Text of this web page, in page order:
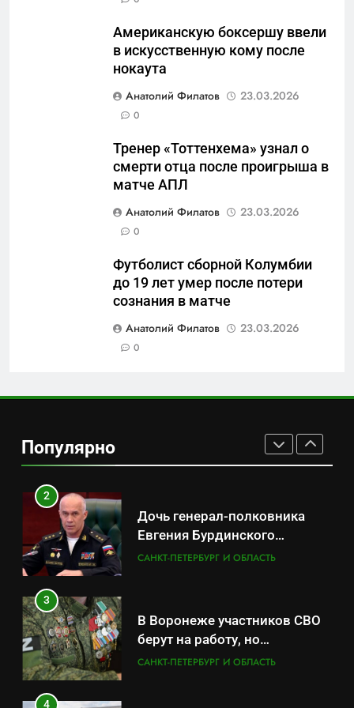
Американскую боксершу ввели
в искусственную кому после
нокаута
Анатолий Филатов
23.03.2026
0
Тренер «Тоттенхема» узнал о
смерти отца после проигрыша в
матче АПЛ
Анатолий Филатов
23.03.2026
0
Футболист сборной Колумбии
до 19 лет умер после потери
сознания в матче
Анатолий Филатов
23.03.2026
0
Популярно
военные изымают спирт «для
защиты Отечества»
САНКТ-ПЕТЕРБУРГ И ОБЛАСТЬ
«500-тонный беспилотник»
или очередная показуха? Что
САНКТ-ПЕТЕРБУРГ И ОБЛАСТЬ
провалов и уязвимости
региона
Зачистка неба: Силовой
передел авиаотрасли
САНКТ-ПЕТЕРБУРГ И ОБЛАСТЬ
данные о складах с военной
продукцией: предприятия
обратились в СК
САНКТ-ПЕТЕРБУРГ И ОБЛАСТЬ
2
Дочь генерал-полковника
Евгения Бурдинского
оказывает платные услуги по
САНКТ-ПЕТЕРБУРГ И ОБЛАСТЬ
3
В Воронеже участников СВО
берут на работу, но
удержаться удаётся не всем
САНКТ-ПЕТЕРБУРГ И ОБЛАСТЬ
4